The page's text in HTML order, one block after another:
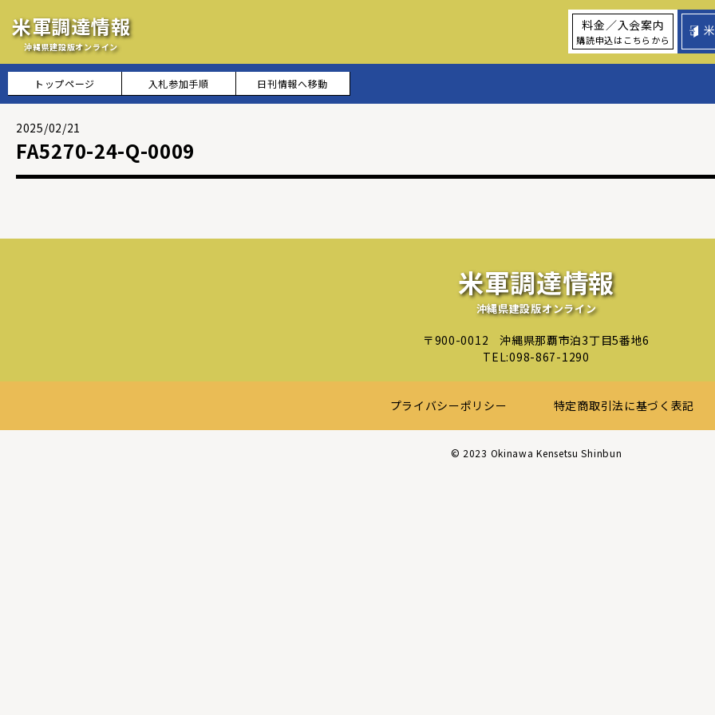
米軍調達情報
沖縄県建設版オンライン
料金／入会案内
購読申込はこちらから
トップページ 入札参加手順 日刊情報へ移動
2025/02/21
FA5270-24-Q-0009
米軍調達情報
沖縄県建設版オンライン
〒900-0012
沖縄県那覇市泊3丁目5番地6
TEL:098-867-1290
プライバシーポリシー 特定商取引法に基づく表記
©︎ 2023 Okinawa Kensetsu Shinbun